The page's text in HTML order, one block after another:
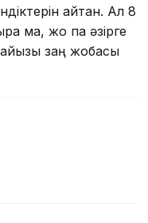
айтқан. Ал 8
ма, жоқ па әзірге
заң жобасы